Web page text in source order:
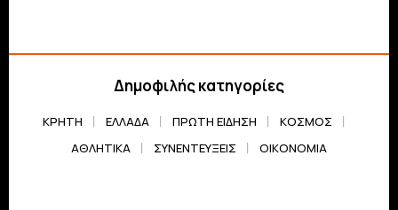
Δημοφιλής κατηγορίες
ΚΡΗΤΗ ΕΛΛΆΔΑ ΠΡΏΤΗ ΕΊΔΗΣΗ
ΚΌΣΜΟΣ
ΑΘΛΗΤΙΚΆ
ΣΥΝΕΝΤΕΎΞΕΙΣ ΟΙΚΟΝΟΜΊΑ